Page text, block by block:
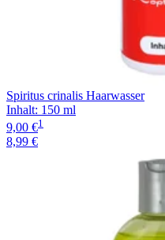
Spiritus crinalis Haarwasser
Inhalt: 150 ml
9,00 €1
8,99 €